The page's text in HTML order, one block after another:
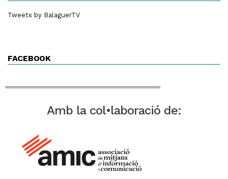
Tweets by BalaguerTV
FACEBOOK
Amb la col•laboració de: